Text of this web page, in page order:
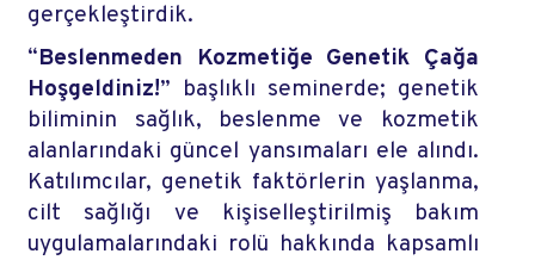
gerçekleştirdik.
“Beslenmeden Kozmetiğe Genetik Çağa
Hoşgeldiniz!” başlıklı seminerde; genetik
biliminin sağlık, beslenme ve kozmetik
alanlarındaki güncel yansımaları ele alındı.
Katılımcılar, genetik faktörlerin yaşlanma,
cilt sağlığı ve kişiselleştirilmiş bakım
uygulamalarındaki rolü hakkında kapsamlı